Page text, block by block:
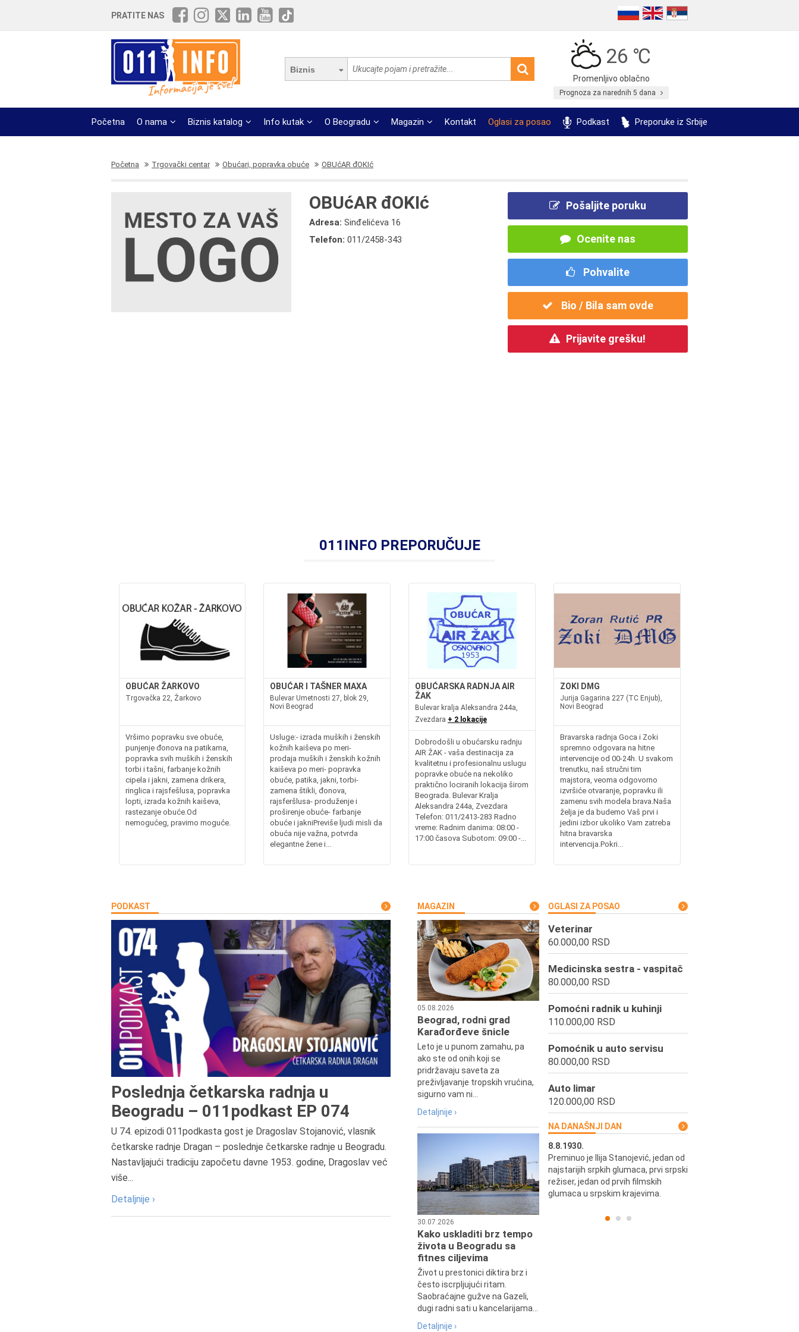
PRATITE NAS
Biznis
26 ℃
Promenljivo oblačno
Prognoza za narednih 5 dana
Početna O nama Biznis katalog Info kutak O Beogradu Magazin Kontakt Oglasi za posao Podkast Preporuke iz Srbije
Početna Trgovački centar Obućari, popravka obuće OBUćAR đOKIć
OBUćAR đOKIć
Adresa:Sinđelićeva 16
Telefon:011/2458-343
Pošaljite poruku
Ocenite nas
Pohvalite
Bio / Bila sam ovde
Prijavite grešku!
011INFO PREPORUČUJE
OBUĆAR ŽARKOVO
Trgovačka 22, Žarkovo
Vršimo popravku sve obuće,
punjenje đonova na patikama,
popravka svih muških i ženskih
torbi i tašni, farbanje kožnih
cipela i jakni, zamena drikera,
ringlica i rajsfešlusa, popravka
lopti, izrada kožnih kaiševa,
rastezanje obuće.Od
nemogućeg, pravimo moguće.
OBUĆAR I TAŠNER MAXA
Bulevar Umetnosti 27, blok 29,
Novi Beograd
Usluge:- izrada muških i ženskih
kožnih kaiševa po meri-
prodaja muških i ženskih kožnih
kaiševa po meri- popravka
obuće, patika, jakni, torbi-
zamena štikli, đonova,
rajsferšlusa- produženje i
proširenje obuće- farbanje
obuće i jakniPreviše ljudi misli da
obuća nije važna, potvrda
elegantne žene i...
OBUĆARSKA RADNJA AIR
ŽAK
Bulevar kralja Aleksandra 244a,
Zvezdara + 2 lokacije
Dobrodošli u obućarsku radnju
AIR ŽAK - vaša destinacija za
kvalitetnu i profesionalnu uslugu
popravke obuće na nekoliko
praktično lociranih lokacija širom
Beograda. Bulevar Kralja
Aleksandra 244a, Zvezdara
Telefon: 011/2413-283 Radno
vreme: Radnim danima: 08:00 -
17:00 časova Subotom: 09:00 -...
ZOKI DMG
Jurija Gagarina 227 (TC Enjub),
Novi Beograd
Bravarska radnja Goca i Zoki
spremno odgovara na hitne
intervencije od 00-24h. U svakom
trenutku, naš stručni tim
majstora, veoma odgovorno
izvršiće otvaranje, popravku ili
zamenu svih modela brava.Naša
želja je da budemo Vaš prvi i
jedini izbor ukoliko Vam zatreba
hitna bravarska
intervencija.Pokri...
PODKAST
Poslednja četkarska radnja u
Beogradu – 011podkast EP 074
U 74. epizodi 011podkasta gost je Dragoslav Stojanović, vlasnik
četkarske radnje Dragan – poslednje četkarske radnje u Beogradu.
Nastavljajući tradiciju započetu davne 1953. godine, Dragoslav već
više...
Detaljnije ›
MAGAZIN
05.08.2026
Beograd, rodni grad
Karađorđeve šnicle
Leto je u punom zamahu, pa
ako ste od onih koji se
pridržavaju saveta za
preživljavanje tropskih vrućina,
sigurno vam ni...
Detaljnije ›
30.07.2026
Kako uskladiti brz tempo
života u Beogradu sa
fitnes ciljevima
Život u prestonici diktira brz i
često iscrpljujući ritam.
Saobraćajne gužve na Gazeli,
dugi radni sati u kancelarijama...
Detaljnije ›
OGLASI ZA POSAO
Veterinar
60.000,00 RSD
Medicinska sestra - vaspitač
80.000,00 RSD
Pomoćni radnik u kuhinji
110.000,00 RSD
Pomoćnik u auto servisu
80.000,00 RSD
Auto limar
120.000,00 RSD
NA DANAŠNJI DAN
Preminuo je Dejan Kosanović,
istoričar filma, filmski reditelj,
profesor i dekan Fakulteta dramskih
umetnosti u Beogradu.
8.8.1930.
Preminuo je Ilija Stanojević, jedan od
najstarijih srpkih glumaca, prvi srpski
režiser, jedan od prvih filmskih
glumaca u srpskim krajevima.